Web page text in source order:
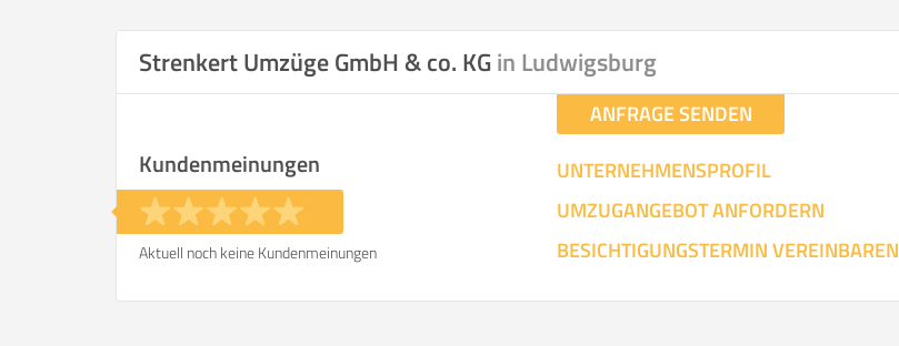
Selbst umziehen.
Helfer .
Stunden
Stunden
Strenkert Umzüge GmbH & co. KGin Ludwigsburg
ANFRAGE SENDEN
UNTERNEHMENSPROFIL
UMZUGANGEBOT ANFORDERN
BESICHTIGUNGSTERMIN VEREINBAREN
Kundenmeinungen
Aktuell noch keine Kundenmeinungen